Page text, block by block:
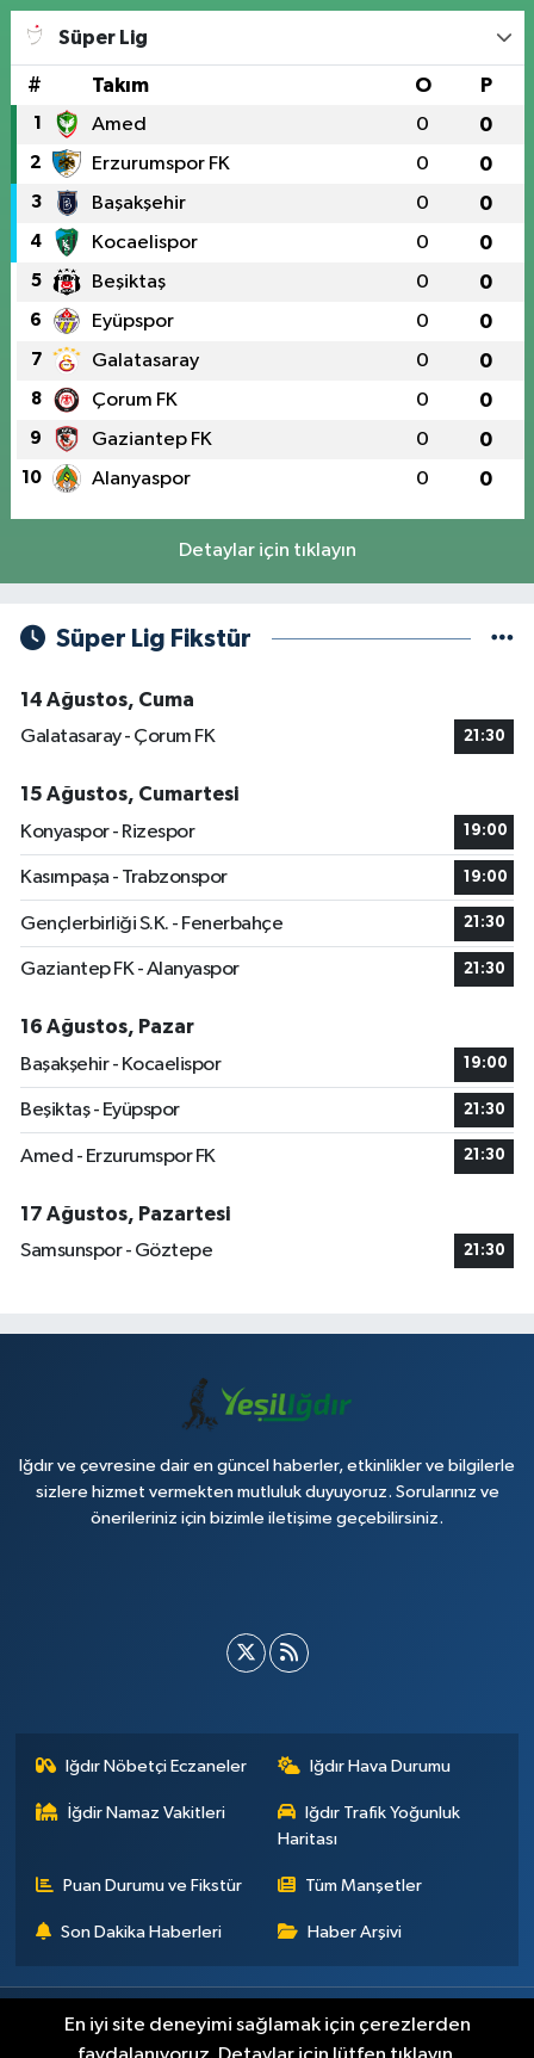
Süper Lig
# Takım O P
1 Amed 0 0
2 Erzurumspor FK 0 0
3 Başakşehir 0 0
4 Kocaelispor 0 0
5 Beşiktaş 0 0
6 Eyüpspor 0 0
7 Galatasaray 0 0
8 Çorum FK 0 0
9 Gaziantep FK 0 0
10 Alanyaspor 0 0
Detaylar için tıklayın
Süper Lig Fikstür
14 Ağustos, Cuma
Galatasaray - Çorum FK
21:30
15 Ağustos, Cumartesi
Konyaspor - Rizespor
19:00
Kasımpaşa - Trabzonspor 19:00
Gençlerbirliği S.K. - Fenerbahçe 21:30
Gaziantep FK - Alanyaspor 21:30
16 Ağustos, Pazar
Başakşehir - Kocaelispor
19:00
Beşiktaş - Eyüpspor 21:30
Amed - Erzurumspor FK 21:30
17 Ağustos, Pazartesi
Samsunspor - Göztepe
21:30
Iğdır ve çevresine dair en güncel haberler, etkinlikler ve bilgilerle
sizlere hizmet vermekten mutluluk duyuyoruz. Sorularınız ve
önerileriniz için bizimle iletişime geçebilirsiniz.
Iğdır Nöbetçi Eczaneler Iğdır Hava Durumu
İğdir Namaz Vakitleri
Iğdır Trafik Yoğunluk
Haritası
Puan Durumu ve Fikstür Tüm Manşetler
Son Dakika Haberleri Haber Arşivi
Künye İletişim Çerez Politikası Gizlilik ilkeleri
En iyi site deneyimi sağlamak için çerezlerden